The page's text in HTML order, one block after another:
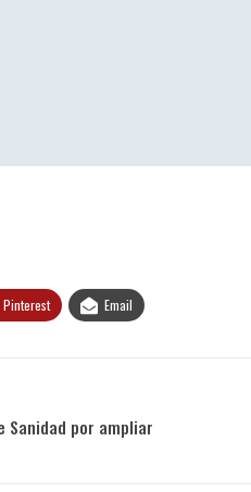
Pinterest Email
Sanidad por ampliar